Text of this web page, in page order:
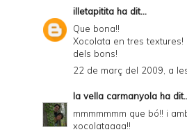
illetapitita ha dit...
Que bona!!
Xocolata en tres textures!
dels bons!
22 de març del 2009, a
la vella carmanyola ha
mmmmmmm que bó!! i
xocolataaaa!!